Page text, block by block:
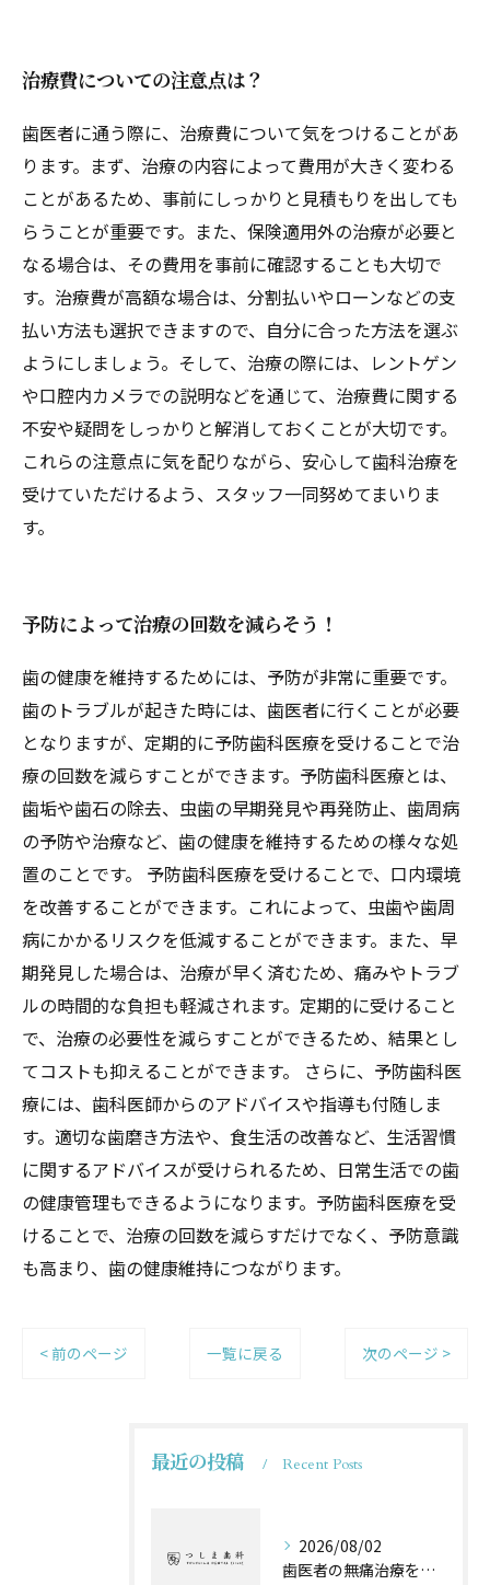
治療費についての注意点は？
歯医者に通う際に、治療費について気をつけることがあ
ります。まず、治療の内容によって費用が大きく変わる
ことがあるため、事前にしっかりと見積もりを出しても
らうことが重要です。また、保険適用外の治療が必要と
なる場合は、その費用を事前に確認することも大切で
す。治療費が高額な場合は、分割払いやローンなどの支
払い方法も選択できますので、自分に合った方法を選ぶ
ようにしましょう。そして、治療の際には、レントゲン
や口腔内カメラでの説明などを通じて、治療費に関する
不安や疑問をしっかりと解消しておくことが大切です。
これらの注意点に気を配りながら、安心して歯科治療を
受けていただけるよう、スタッフ一同努めてまいりま
す。
予防によって治療の回数を減らそう！
歯の健康を維持するためには、予防が非常に重要です。
歯のトラブルが起きた時には、歯医者に行くことが必要
となりますが、定期的に予防歯科医療を受けることで治
療の回数を減らすことができます。予防歯科医療とは、
歯垢や歯石の除去、虫歯の早期発見や再発防止、歯周病
の予防や治療など、歯の健康を維持するための様々な処
置のことです。 予防歯科医療を受けることで、口内環境
を改善することができます。これによって、虫歯や歯周
病にかかるリスクを低減することができます。また、早
期発見した場合は、治療が早く済むため、痛みやトラブ
ルの時間的な負担も軽減されます。定期的に受けること
で、治療の必要性を減らすことができるため、結果とし
てコストも抑えることができます。 さらに、予防歯科医
療には、歯科医師からのアドバイスや指導も付随しま
す。適切な歯磨き方法や、食生活の改善など、生活習慣
に関するアドバイスが受けられるため、日常生活での歯
の健康管理もできるようになります。予防歯科医療を受
けることで、治療の回数を減らすだけでなく、予防意識
も高まり、歯の健康維持につながります。
< 前のページ 一覧に戻る 次のページ >
最近の投稿 Recent Posts
2026/08/02
歯医者の無痛治療を費用や保険の違いまで徹底解説